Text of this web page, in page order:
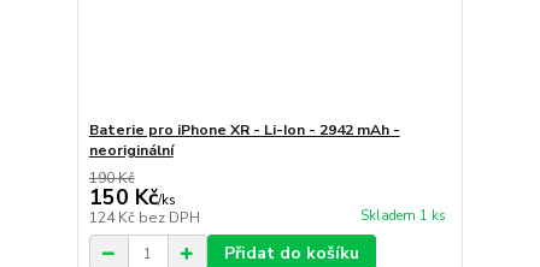
Baterie pro iPhone XR - Li-Ion - 2942 mAh -
neoriginální
190 Kč
150 Kč/ks
124 Kč bez DPH Skladem 1 ks
Přidat do košíku